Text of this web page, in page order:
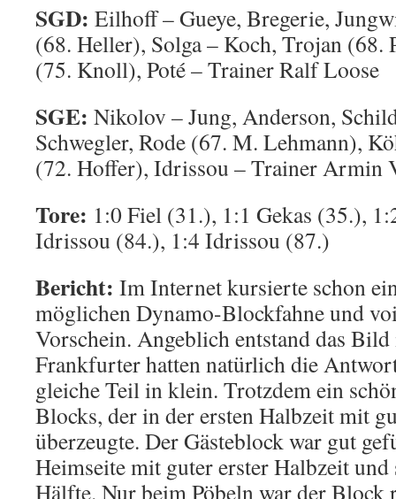
SGD: Eilhoff – Gueye, Bregerie,
(68. Heller), Solga – Koch, Trojan (68.
(75. Knoll), Poté – Trainer Ralf Loose
SGE: Nikolov – Jung, Anderson,
Schwegler, Rode (67. M. Lehmann),
(72. Hoffer), Idrissou – Trainer Armin
Tore: 1:0 Fiel (31.), 1:1 Gekas (35.),
Idrissou (84.), 1:4 Idrissou (87.)
Bericht: Im Internet kursierte schon
möglichen Dynamo-Blockfahne und
Vorschein. Angeblich entstand das
Frankfurter hatten natürlich die
gleiche Teil in klein. Trotzdem ein
Blocks, der in der ersten Halbzeit mit
überzeugte. Der Gästeblock war gut
Heimseite mit guter erster Halbzeit
Hälfte. Nur beim Pöbeln war der Block